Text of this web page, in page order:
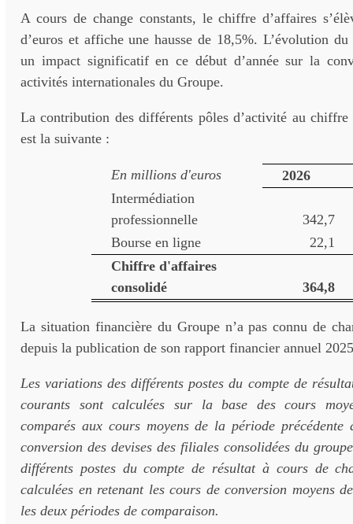
A cours de change constants, le chiffre d’affaires
d’euros et affiche une hausse de 18,5%. L’évolution
un impact significatif en ce début d’année sur la
activités internationales du Groupe.
La contribution des différents pôles d’activité au chiffre
est la suivante :
En millions d'euros
2026
Intermédiation
professionnelle
342,7
Bourse en ligne
22,1
Chiffre d'affaires
consolidé
364,8
La situation financière du Groupe n’a pas connu de
depuis la publication de son rapport financier annuel
Les variations des différents postes du compte de
courants sont calculées sur la base des cours
comparés aux cours moyens de la période
conversion des devises des filiales consolidées du
différents postes du compte de résultat à cours de
calculées en retenant les cours de conversion moyens
les deux périodes de comparaison.